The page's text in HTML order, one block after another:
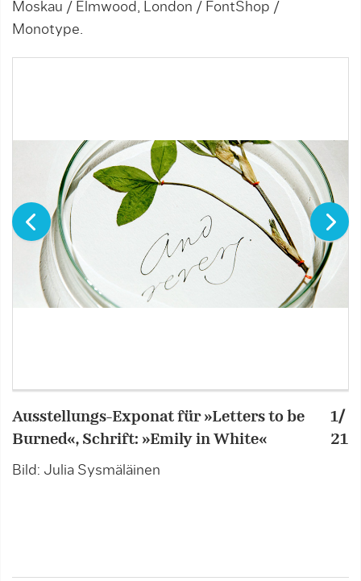
Moskau / Elmwood, London / FontShop /
Monotype.
Ausstellungs-Exponat für »Letters to be
Burned«, Schrift: »Emily in White«
Bild: Julia Sysmäläinen
1/
21